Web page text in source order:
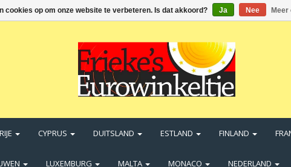
CYPRUS DUITSLAND ESTLAND FINLAND
LUXEMBURG MALTA MONACO NEDERLAND
cookies op om onze website te verbeteren. Is dat akkoord? Ja Nee